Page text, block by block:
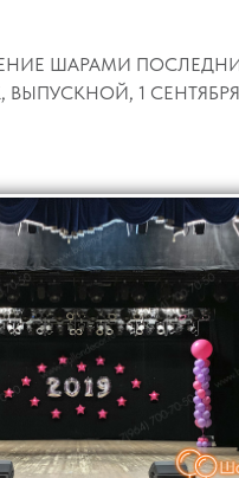
ШАРАМИ
ВЫПУСКНОЙ, 1 СЕНТЯБРЯ